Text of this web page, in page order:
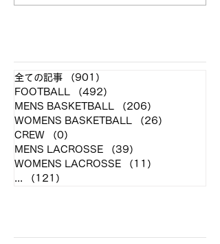
全ての記事 （901）
FOOTBALL
（492）
MENS BASKETBALL
（206）
WOMENS BASKETBALL
（26）
CREW
（0）
MENS LACROSSE
（39）
WOMENS LACROSSE
（11）
...
（121）